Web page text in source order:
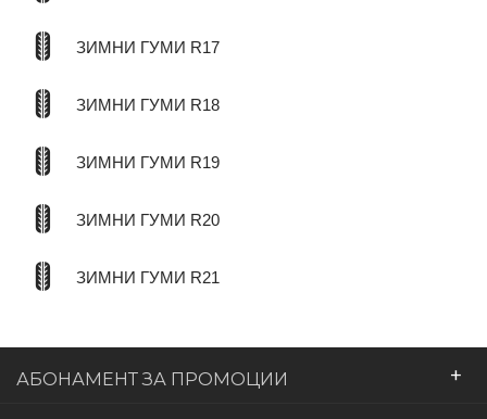
ЗИМНИ ГУМИ R17
ЗИМНИ ГУМИ R18
ЗИМНИ ГУМИ R19
ЗИМНИ ГУМИ R20
ЗИМНИ ГУМИ R21
АБОНАМЕНТ ЗА ПРОМОЦИИ +